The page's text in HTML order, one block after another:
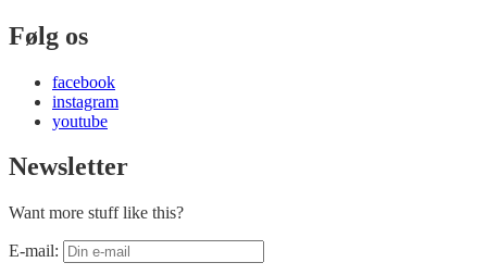
Følg os
facebook
instagram
youtube
Newsletter
Want more stuff like this?
E-mail: